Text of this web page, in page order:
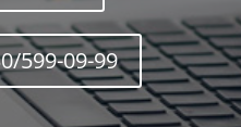
599-09-99